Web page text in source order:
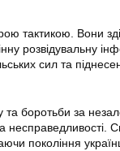
тактикою. Вони
розвідувальну
сил та
боротьби за
несправедливості.
покоління